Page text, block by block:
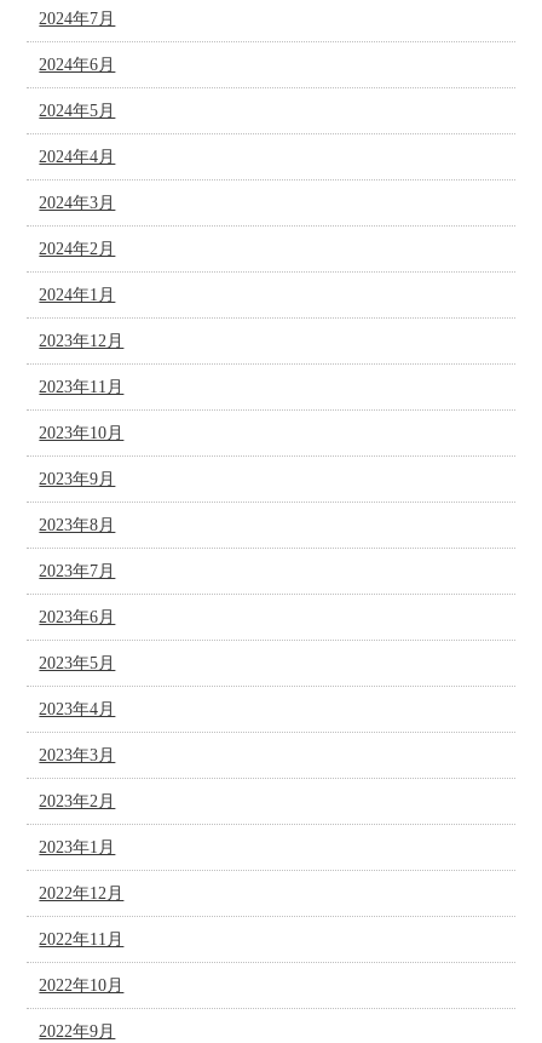
2024年7月
2024年6月
2024年5月
2024年4月
2024年3月
2024年2月
2024年1月
2023年12月
2023年11月
2023年10月
2023年9月
2023年8月
2023年7月
2023年6月
2023年5月
2023年4月
2023年3月
2023年2月
2023年1月
2022年12月
2022年11月
2022年10月
2022年9月